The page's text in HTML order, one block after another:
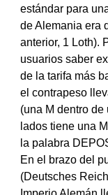
estándar para
de Alemania era
anterior, 1 Loth).
usuarios saber
de la tarifa más
el contrapeso
(una M dentro
lados tiene una
la palabra
En el brazo del
(Deutsches